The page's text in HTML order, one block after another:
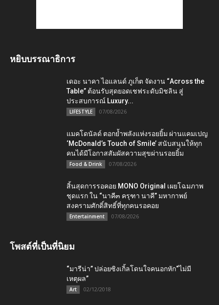
หยิบบรรณาธิการ
เดอะ นาคา ไอแลนด์ ภูเก็ต จัดงาน “Across the
Table” ต้อนรับสุดยอดเชฟระดับมิชลิน สู่
ประสบการณ์ Luxury...
LIFESTYLE 07/08/2026
แมคโดนัลด์ ตอกย้ำพลังแห่งรอยยิ้ม ผ่านแคมเปญ
‘McDonald’s Touch of Smile’ สนับสนุนให้ทุก
คนได้มีโอกาสสัมผัสความสุขผ่านรอยยิ้ม
Food & Drink 07/08/2026
สิ้นสุดการรอคอย MONO Original เผยโฉมภาพ
ชุดแรก ใน “นาคี๓ ครุฑา นาคี” มหากาพย์
สงครามศักดิ์สิทธิ์ที่ทุกคนรอคอย
Entertainment 07/08/2026
โพสต์ที่เป็นที่นิยม
“มารีน่า” ปล่อยซิงเกิ้ลโดนใจคนอกหัก“ไม่มี
เหตุผล”
Art 02/12/2018